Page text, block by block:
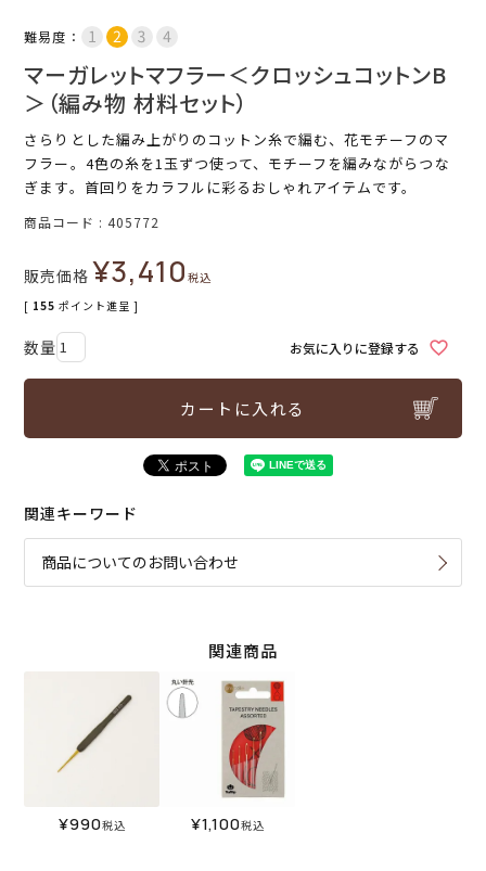
難易度：
マーガレットマフラー＜クロッシュコットンB
＞（編み物 材料セット）
さらりとした編み上がりのコットン糸で編む、花モチーフのマ
フラー。4色の糸を1玉ずつ使って、モチーフを編みながらつな
ぎます。首回りをカラフルに彩るおしゃれアイテムです。
商品コード 405772
販売価格 ¥3,410税込
[ 155 ポイント進呈 ]
お気に入りに登録する
カートに入れる
関連キーワード
商品についてのお問い合わせ
関連商品
¥990税込 ¥1,100税込